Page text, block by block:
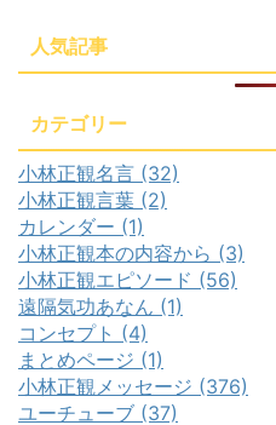
人気記事
カテゴリー
小林正観名言 (32)
小林正観言葉 (2)
カレンダー (1)
小林正観本の内容から (3)
小林正観エピソード (56)
遠隔気功あなん (1)
コンセプト (4)
まとめページ (1)
小林正観メッセージ (376)
ユーチューブ (37)